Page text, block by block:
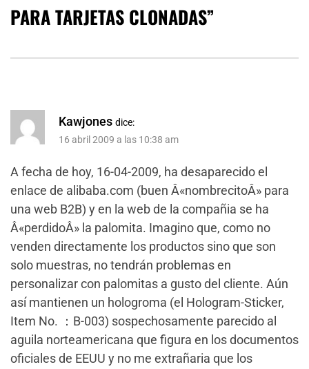
PARA TARJETAS CLONADAS”
Kawjones dice:
16 abril 2009 a las 10:38 am
A fecha de hoy, 16-04-2009, ha desaparecido el
enlace de alibaba.com (buen Â«nombrecitoÂ» para
una web B2B) y en la web de la compañia se ha
Â«perdidoÂ» la palomita. Imagino que, como no
venden directamente los productos sino que son
solo muestras, no tendrán problemas en
personalizar con palomitas a gusto del cliente. Aún
así mantienen un hologroma (el Hologram-Sticker,
Item No. ：B-003) sospechosamente parecido al
aguila norteamericana que figura en los documentos
oficiales de EEUU y no me extrañaria que los